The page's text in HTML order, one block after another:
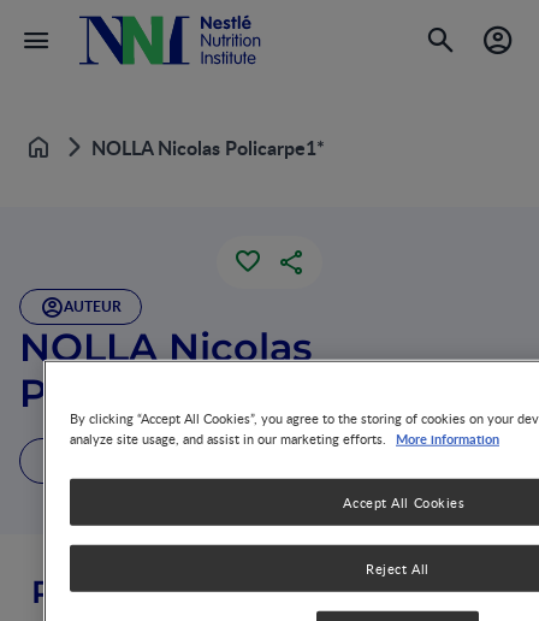
Home NOLLA Nicolas Policarpe1*
AUTEUR
NOLLA Nicolas
Policarpe1*
Publications from this author
By clicking “Accept All Cookies”, you agree to the storing of cookies on your
analyze site usage, and assist in our marketing efforts.
More information
Reject All
Accept All Cookies